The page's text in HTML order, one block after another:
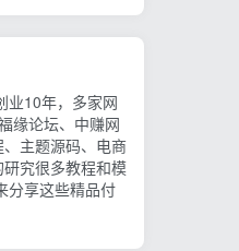
业10年，多家网
缘论坛、中赚网
主题源码、电商
究很多教程和模
分享这些精品付